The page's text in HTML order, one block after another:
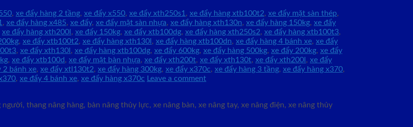
, xe đẩy hàng 2 tầng, xe đẩy x550, xe đẩy xth250s1, xe đẩy hàng xtb100t2, xe đẩy mặt sàn thép,
, xe đẩy hàng x485, xe đẩy, xe đẩy mặt sàn nhựa, xe đẩy hàng xth130n, xe đẩy hàng 150kg, xe đẩy
xe đẩy hàng xth200l , xe đẩy 150kg, xe đẩy xtb100dg, xe đẩy hàng xth250s2, xe đẩy hàng xtb100t3,
, xe đẩy xtb100t2, xe đẩy hàng xth130l , xe đẩy hàng xtb100dn, xe đẩy hàng 4 bánh xe, xe đẩy
, xe đẩy xth130l , xe đẩy hàng xtb100dg, xe đẩy 600kg, xe đẩy hàng 500kg, xe đẩy 200kg, xe đẩy
, xe đẩy xtb100d, xe đẩy mặt bàn nhựa, xe đẩy xth200t, xe đẩy xth130t, xe đẩy xth200l , xe đẩy
2 bánh xe, xe đẩy xtl130t2, xe đẩy hàng 300kg, xe đẩy x370c, xe đẩy hàng 3 tầng, xe đẩy hàng x370,
, xe đẩy 4 bánh xe, xe đẩy hàng x370c Leave a comment
thang nâng hàng, bàn nâng thủy lực, xe nâng bàn, xe nâng tay, xe nâng điện, xe nâng thủy